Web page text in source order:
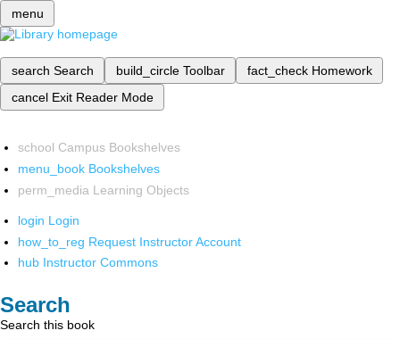
menu
search Search build_circle Toolbar fact_check Homework
cancel Exit Reader Mode
school Campus Bookshelves
menu_book Bookshelves
perm_media Learning Objects
login Login
how_to_reg Request Instructor Account
hub Instructor Commons
Search
Search this book